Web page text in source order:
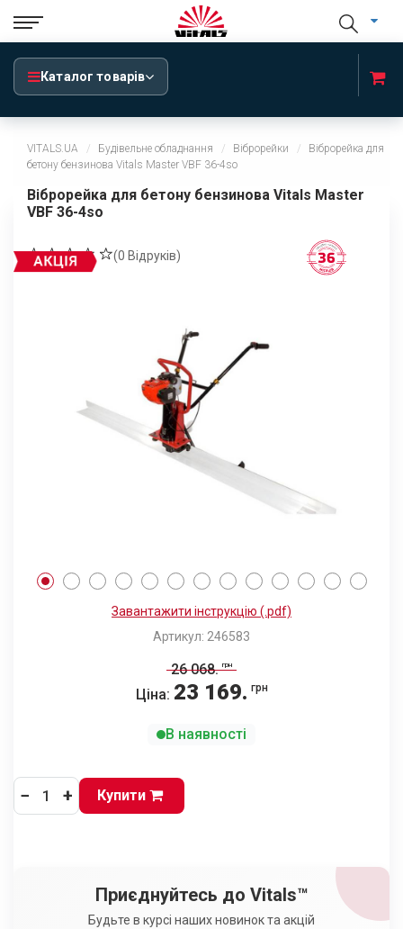
Каталог товарів
VITALS.UA Будівельне обладнання Віброрейки
Віброрейка для
бетону бензинова Vitals Master VBF 36-4so
Віброрейка для бетону бензинова Vitals Master
VBF 36-4so
(0 Відруків)
Завантажити інструкцію (.pdf)
Артикул: 246583
26 068. грн
Ціна: 23 169. грн
В наявності
− + Купити
Приєднуйтесь до Vitals™
Будьте в курсі наших новинок та акцій